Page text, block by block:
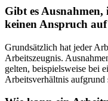
Gibt es
keinen Anspruch
Grundsätzlich hat jeder
Arbeitszeugnis.
gelten, beispielsweise bei
Arbeitsverhältnis